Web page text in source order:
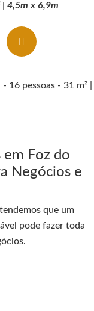
| 4,5m x 6,9m
em Foz do
Negócios e
que um
pode fazer toda